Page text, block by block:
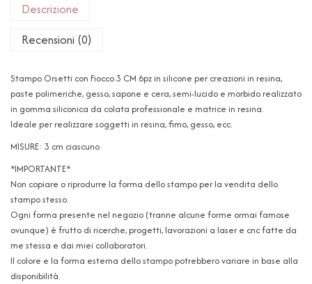
Descrizione
Recensioni (0)
Stampo Orsetti con Fiocco 3 CM 6pz in silicone per creazioni in resina,
paste polimeriche, gesso, sapone e cera, semi-lucido e morbido realizzato
in gomma siliconica da colata professionale e matrice in resina.
Ideale per realizzare soggetti in resina, fimo, gesso, ecc.
MISURE: 3 cm ciascuno
*IMPORTANTE*
Non copiare o riprodurre la forma dello stampo per la vendita dello
stampo stesso.
Ogni forma presente nel negozio (tranne alcune forme ormai famose
ovunque) è frutto di ricerche, progetti, lavorazioni a laser e cnc fatte da
me stessa e dai miei collaboratori.
Il colore e la forma esterna dello stampo potrebbero variare in base alla
disponibilità.